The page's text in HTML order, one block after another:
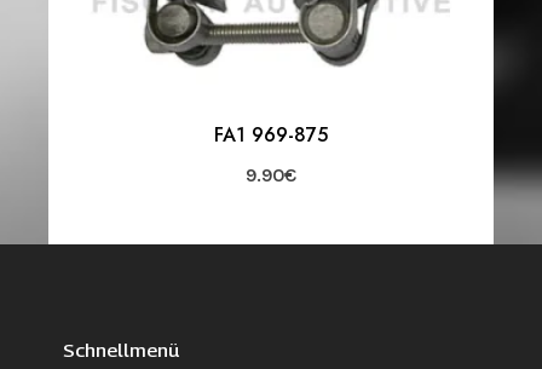
FA1 969-875
9.90€
Schnellmenü